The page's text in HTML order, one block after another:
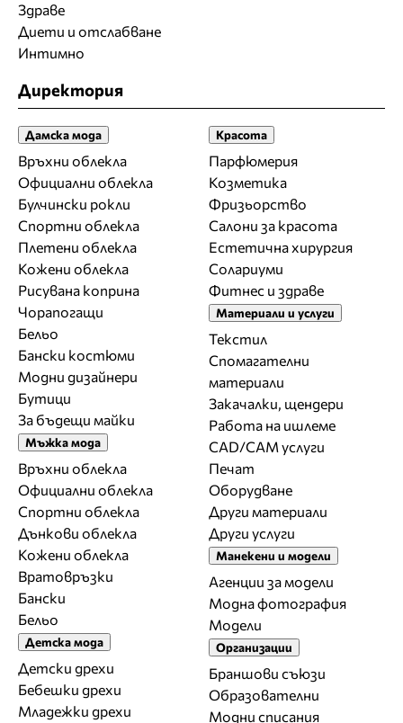
Здраве
Диети и отслабване
Интимно
Директория
Дамска мода
Връхни облекла
Официални облекла
Булчински рокли
Спортни облекла
Плетени облекла
Кожени облекла
Рисувана коприна
Чорапогащи
Бельо
Бански костюми
Модни дизайнери
Бутици
За бъдещи майки
Мъжка мода
Връхни облекла
Официални облекла
Спортни облекла
Дънкови облекла
Кожени облекла
Вратовръзки
Бански
Бельо
Детска мода
Детски дрехи
Бебешки дрехи
Младежки дрехи
Красота
Парфюмерия
Козметика
Фризьорство
Салони за красота
Естетична хирургия
Солариуми
Фитнес и здраве
Материали и услуги
Текстил
Спомагателни
материали
Закачалки, щендери
Работа на ишлеме
CAD/CAM услуги
Печат
Оборудване
Други материали
Други услуги
Манекени и модели
Агенции за модели
Модна фотография
Модели
Организации
Браншови съюзи
Образователни
Модни списания